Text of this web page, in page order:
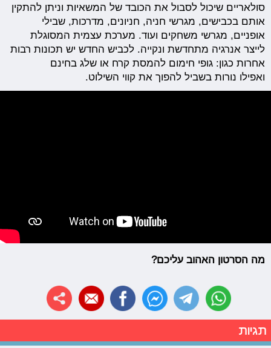
סולאריים שיכול לסבול את הכובד של המשאיות וניתן להתקין
אותם בכבישים, מגרשי חניה, חניונים, מדרכות, שבילי
אופניים, מגרשי משחקים ועוד. מערכת עצמית המסוגלת
לייצר אנרגיה מתחדשת ונקייה. לכביש החדש יש תכונות רבות
אחרות כגון: גופי חימום להמסת קרח או שלג בחינם
ואפילו נורות בשביל להפוך את קווי השילוט.
מה הסרטון האהוב עליכם?
תגיות